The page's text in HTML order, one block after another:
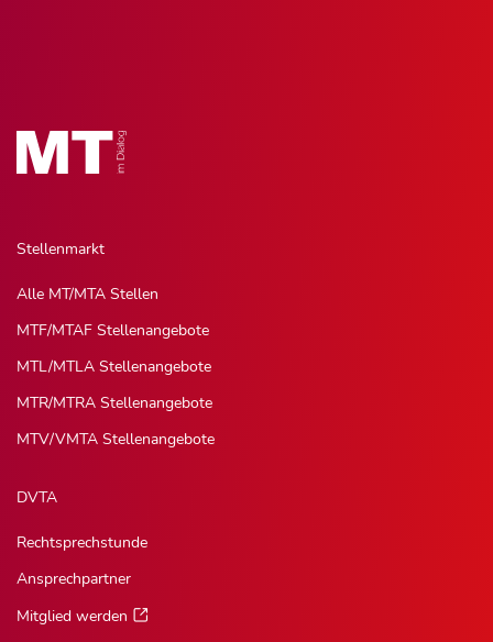
Stellenmarkt
Alle MT/MTA Stellen
MTF/MTAF Stellenangebote
MTL/MTLA Stellenangebote
MTR/MTRA Stellenangebote
MTV/VMTA Stellenangebote
DVTA
Rechtsprechstunde
Ansprechpartner
Mitglied werden